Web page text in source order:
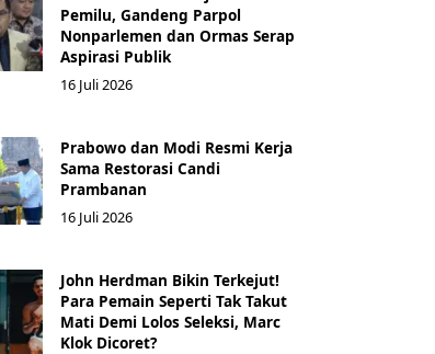
Pemilu, Gandeng Parpol
Nonparlemen dan Ormas Serap
Aspirasi Publik
16 Juli 2026
Prabowo dan Modi Resmi Kerja
Sama Restorasi Candi
Prambanan
16 Juli 2026
John Herdman Bikin Terkejut!
Para Pemain Seperti Tak Takut
Mati Demi Lolos Seleksi, Marc
Klok Dicoret?